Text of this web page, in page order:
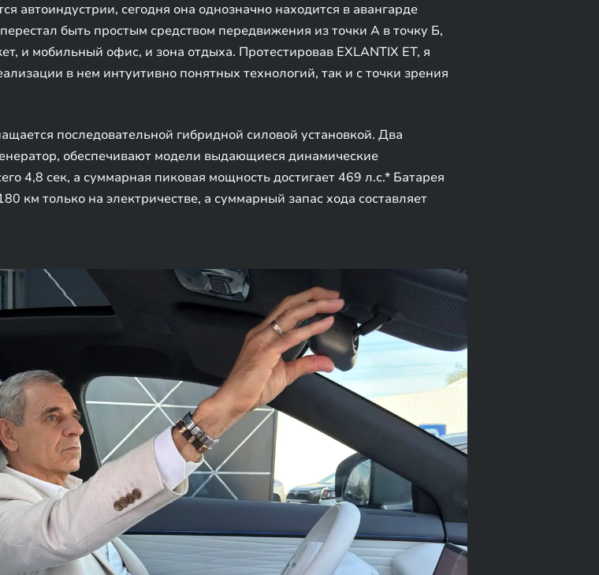
автоиндустрии, сегодня она однозначно находится в авангарде
быть простым средством передвижения из точки А в точку Б,
и мобильный офис, и зона отдыха. Протестировав EXLANTIX ET, я
в нем интуитивно понятных технологий, так и с точки зрения
последовательной гибридной силовой установкой. Два
обеспечивают модели выдающиеся динамические
4,8 сек, а суммарная пиковая мощность достигает 469 л.с.* Батарея
км только на электричестве, а суммарный запас хода составляет